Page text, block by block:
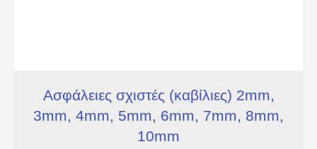
Ασφάλειες σχιστές (καβίλιες) 2mm,
3mm, 4mm, 5mm, 6mm, 7mm, 8mm,
10mm